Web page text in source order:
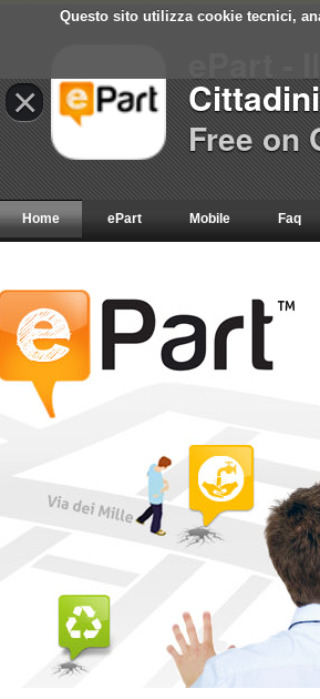
Questo sito utilizza cookie tecnici,
Home ePart Mobile Faq
×
ePart
Free on